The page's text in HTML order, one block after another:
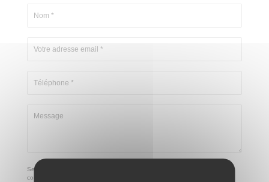
Selon l'article L.223-2 du code de la consommation, il est rappelé que le
consommateur peut user de son droit à s'inscrire sur la liste d'opposition au